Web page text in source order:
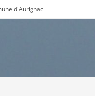
d'Aurignac